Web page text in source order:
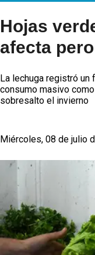
Hojas
afecta
La lechuga registró un
consumo masivo
sobresalto el invierno
Miércoles, 08 de julio